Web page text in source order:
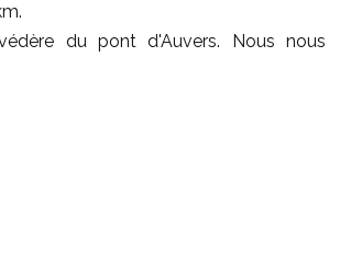
du pont d'Auvers. Nous nous